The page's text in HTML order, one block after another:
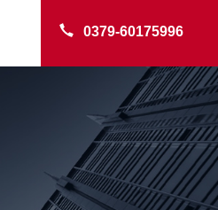
0379-60175996